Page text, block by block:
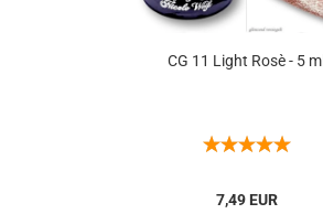
CG 11 Light Rosè - 5 ml
7,49 EUR